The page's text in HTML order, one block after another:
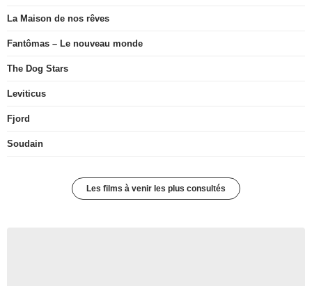
La Maison de nos rêves
Fantômas – Le nouveau monde
The Dog Stars
Leviticus
Fjord
Soudain
Les films à venir les plus consultés